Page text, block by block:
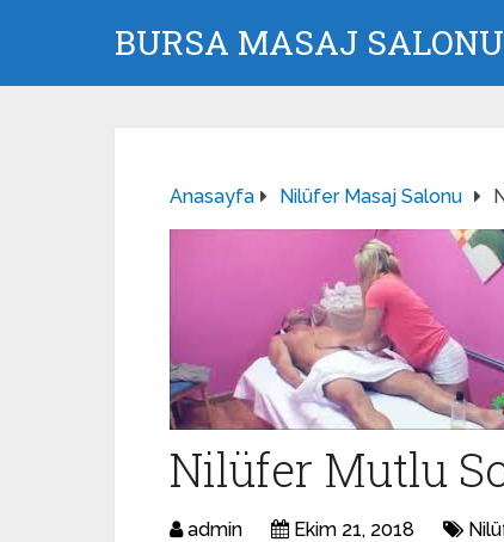
BURSA MASAJ
Anasayfa Nilüfer Masaj Salonu
Nilüfer Mutlu
admin Ekim 21, 2018